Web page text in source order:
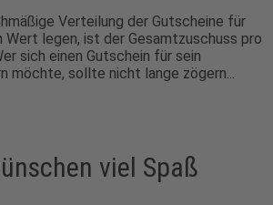
Verteilung der Gutscheine für
Wert legen, ist der Gesamtzuschuss pro
sich einen Gutschein für sein
möchte, sollte nicht lange zögern...
viel Spaß